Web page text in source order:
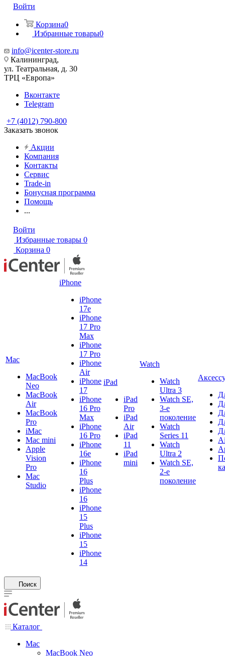
Войти
Корзина0
Избранные товары0
info@icenter-store.ru
Калининград,
ул. Театральная, д. 30
ТРЦ «Европа»
Вконтакте
Telegram
+7 (4012) 790-800
Заказать звонок
Акции
Компания
Контакты
Сервис
Trade-in
Бонусная программа
Помощь
...
Войти
Избранные товары 0
Корзина 0
Mac
MacBook
Neo
MacBook
Air
MacBook
Pro
iMac
Mac mini
Apple
Vision
Pro
Mac
Studio
iPhone
iPhone
17e
iPhone
17 Pro
Max
iPhone
17 Pro
iPhone
Air
iPhone
17
iPhone
16 Pro
Max
iPhone
16 Pro
iPhone
16e
iPhone
16
Plus
iPhone
16
iPhone
15
Plus
iPhone
15
iPhone
14
iPad
iPad
Pro
iPad
Air
iPad
11
iPad
mini
Watch
Watch
Ultra 3
Watch SE,
3-е
поколение
Watch
Series 11
Watch
Ultra 2
Watch SE,
2-е
поколение
Поиск
Каталог
Mac
MacBook Neo